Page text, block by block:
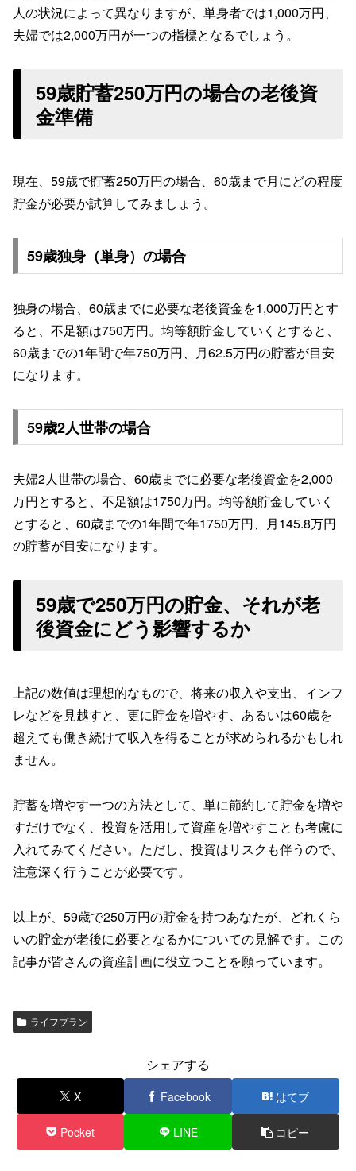
人の状況によって異なりますが、単身者では1,000万円、
夫婦では2,000万円が一つの指標となるでしょう。
59歳貯蓄250万円の場合の老後資
金準備
現在、59歳で貯蓄250万円の場合、60歳まで月にどの程度
貯金が必要か試算してみましょう。
59歳独身（単身）の場合
独身の場合、60歳までに必要な老後資金を1,000万円とす
ると、不足額は750万円。均等額貯金していくとすると、
60歳までの1年間で年750万円、月62.5万円の貯蓄が目安
になります。
59歳2人世帯の場合
夫婦2人世帯の場合、60歳までに必要な老後資金を2,000
万円とすると、不足額は1750万円。均等額貯金していく
とすると、60歳までの1年間で年1750万円、月145.8万円
の貯蓄が目安になります。
59歳で250万円の貯金、それが老
後資金にどう影響するか
上記の数値は理想的なもので、将来の収入や支出、インフ
レなどを見越すと、更に貯金を増やす、あるいは60歳を
超えても働き続けて収入を得ることが求められるかもしれ
ません。
貯蓄を増やす一つの方法として、単に節約して貯金を増や
すだけでなく、投資を活用して資産を増やすことも考慮に
入れてみてください。ただし、投資はリスクも伴うので、
注意深く行うことが必要です。
以上が、59歳で250万円の貯金を持つあなたが、どれくら
いの貯金が老後に必要となるかについての見解です。この
記事が皆さんの資産計画に役立つことを願っています。
ライフプラン
シェアする
X Facebook はてブ
Pocket LINE コピー